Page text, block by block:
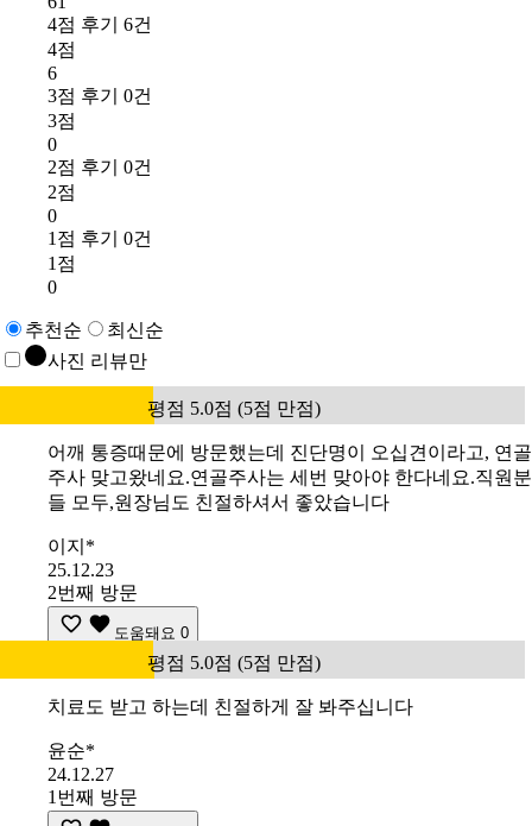
4점 후기 6건
4점
6
3점 후기 0건
3점
0
2점 후기 0건
2점
0
1점 후기 0건
1점
0
추천순
최신순
사진 리뷰만
평점 5.0점 (5점 만점)
어깨 통증때문에 방문했는데 진단명이 오십견이라고, 연골
주사 맞고왔네요.연골주사는 세번 맞아야 한다네요.직원분
들 모두,원장님도 친절하셔서 좋았습니다
이지*
25.12.23
2번째 방문
도움돼요 0
평점 5.0점 (5점 만점)
치료도 받고 하는데 친절하게 잘 봐주십니다
윤순*
24.12.27
1번째 방문